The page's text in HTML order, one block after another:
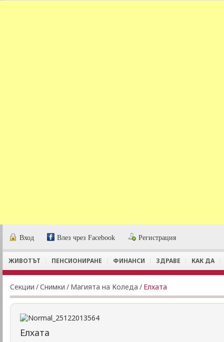
Вход Влез чрез Facebook Регистрация
ЖИВОТЪТ ПЕНСИОНИРАНЕ ФИНАНСИ ЗДРАВЕ КАК ДА
Секции /Снимки / Магията на Коледа / Елхата
Елхата